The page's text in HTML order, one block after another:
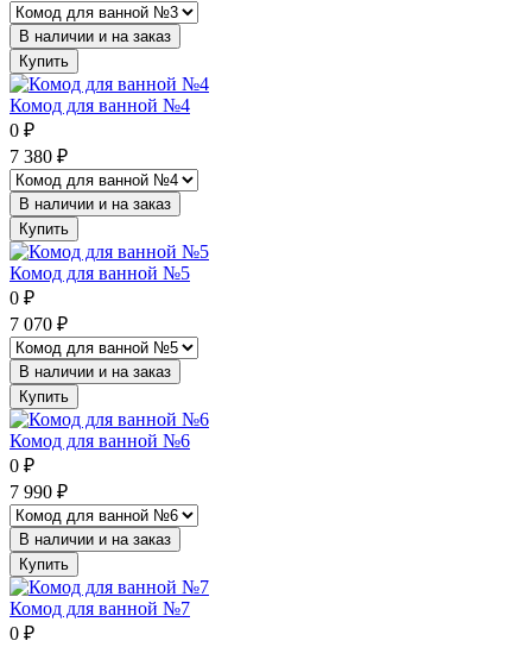
В наличии и на заказ
Купить
Комод для ванной №4
0 ₽
7 380 ₽
В наличии и на заказ
Купить
Комод для ванной №5
0 ₽
7 070 ₽
В наличии и на заказ
Купить
Комод для ванной №6
0 ₽
7 990 ₽
В наличии и на заказ
Купить
Комод для ванной №7
0 ₽